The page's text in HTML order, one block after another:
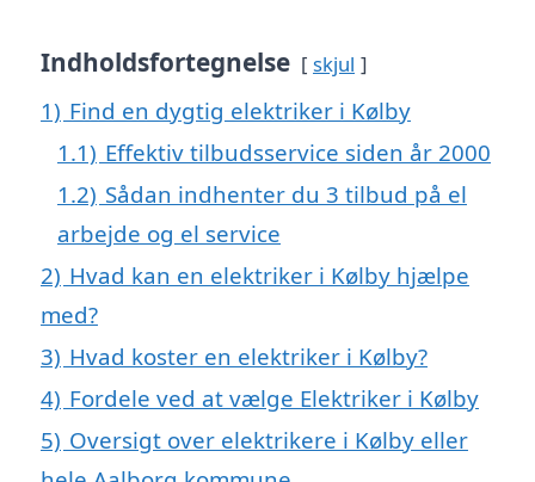
Indholdsfortegnelse skjul
1) Find en dygtig elektriker i Kølby
1.1) Effektiv tilbudsservice siden år 2000
1.2) Sådan indhenter du 3 tilbud på el
arbejde og el service
2) Hvad kan en elektriker i Kølby hjælpe
med?
3) Hvad koster en elektriker i Kølby?
4) Fordele ved at vælge Elektriker i Kølby
5) Oversigt over elektrikere i Kølby eller